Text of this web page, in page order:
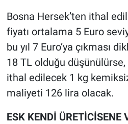
Bosna Hersek’ten ithal
fiyatı ortalama 5 Euro
bu yıl 7 Euro’ya çıkması
18 TL olduğu düşünülürse,
ithal edilecek 1 kg
maliyeti 126 lira olacak.
ESK KENDİ ÜRETİCİSENE